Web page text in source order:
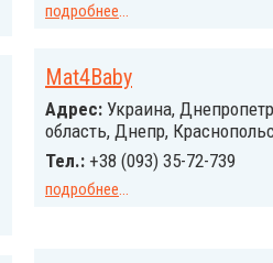
подробнее...
Mat4Baby
Адрес: Украина,
область, Днепр,
Тел.: +38 (093) 35-72-739
подробнее...